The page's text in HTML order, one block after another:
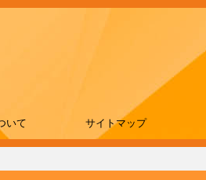
いて サイトマップ